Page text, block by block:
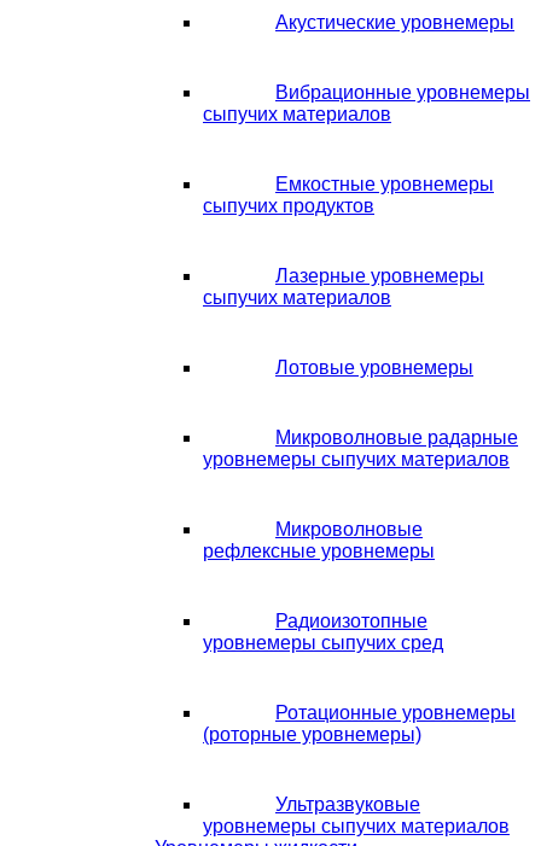
Акустические уровнемеры
Вибрационные уровнемеры
сыпучих материалов
Емкостные уровнемеры
сыпучих продуктов
Лазерные уровнемеры
сыпучих материалов
Лотовые уровнемеры
Микроволновые радарные
уровнемеры сыпучих материалов
Микроволновые
рефлексные уровнемеры
Радиоизотопные
уровнемеры сыпучих сред
Ротационные уровнемеры
(роторные уровнемеры)
Ультразвуковые
уровнемеры сыпучих материалов